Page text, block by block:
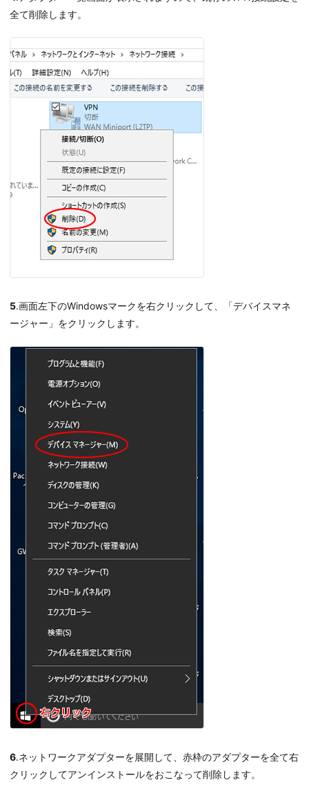
全て削除します。
5.画面左下のWindowsマークを右クリックして、「デバイスマネ
ージャー」をクリックします。
6.ネットワークアダプターを展開して、赤枠のアダプターを全て右
クリックしてアンインストールをおこなって削除します。